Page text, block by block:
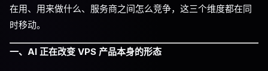
在用、用来做什么、服务商之间怎么竞争，这三个维度都在同
时移动。
一、AI 正在改变 VPS 产品本身的形态